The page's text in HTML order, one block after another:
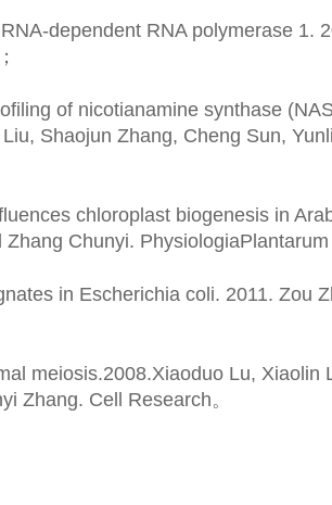
dependent RNA polymerase 1.
；
of nicotianamine synthase
Shaojun Zhang, Cheng Sun,
chloroplast biogenesis in
Chunyi. PhysiologiaPlantarum
in Escherichia coli. 2011. Zou
meiosis.2008.Xiaoduo Lu, Xiaolin
Zhang. Cell Research。